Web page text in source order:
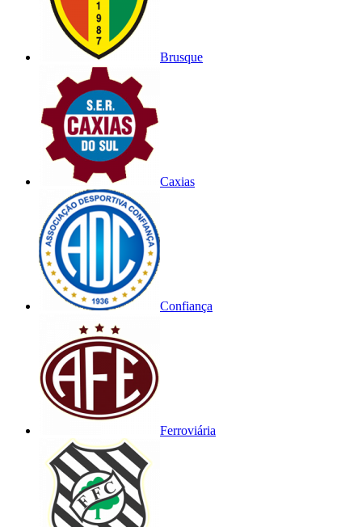
Brusque
Caxias
Confiança
Ferroviária